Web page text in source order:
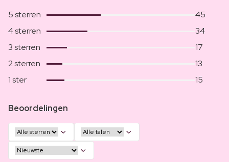
5 sterren
45
4 sterren
34
3 sterren
17
2 sterren
13
1 ster
15
Beoordelingen